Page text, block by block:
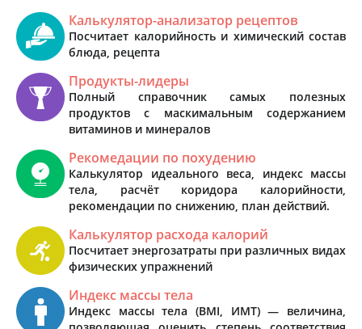
Калькулятор-анализатор рецептов
Посчитает калорийность и химический состав
блюда, рецепта
Продукты-лидеры
Полный справочник самых полезных
продуктов с маскимальным содержанием
витаминов и минералов
Рекомедации по похудению
Калькулятор идеального веса, индекс массы
тела, расчёт коридора калорийности,
рекомендации по снижению, план действий.
Калькулятор расхода калорий
Посчитает энергозатраты при различных видах
физических упражнений
Индекс массы тела
Индекс массы тела (BMI, ИМТ) — величина,